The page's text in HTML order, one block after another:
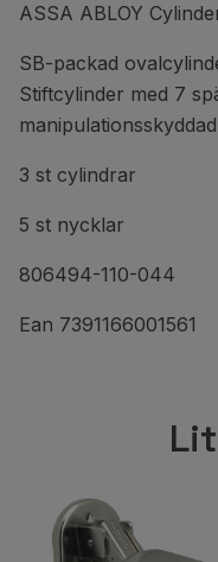
ASSA ABLOY
SB-packad
Stiftcylinder med 7
3 st cylindrar
5 st nycklar
806494-110-044
Ean 7391166001561